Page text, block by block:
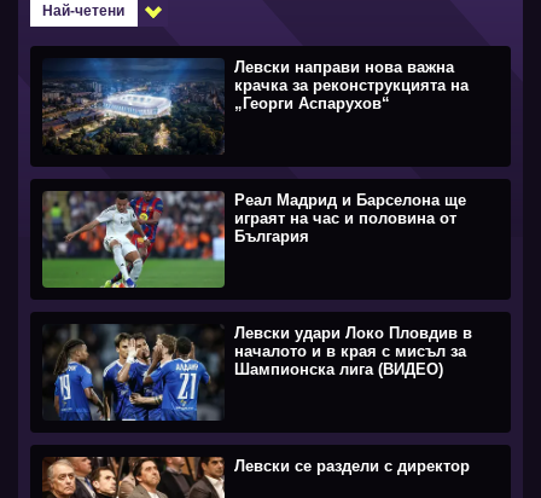
Най-четени
Левски направи нова важна
крачка за реконструкцията на
„Георги Аспарухов“
Реал Мадрид и Барселона ще
играят на час и половина от
България
Левски удари Локо Пловдив в
началото и в края с мисъл за
Шампионска лига (ВИДЕО)
Левски се раздели с директор